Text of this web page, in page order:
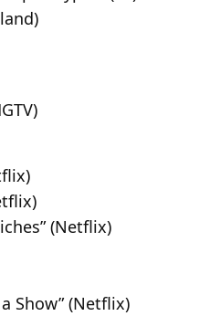
(Netflix)
Show” (Netflix)